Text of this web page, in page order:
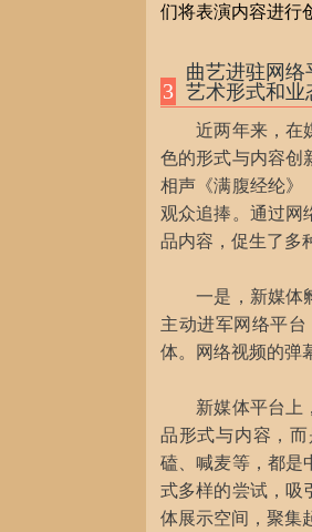
们将表演内容进行
3
曲艺进驻网络
艺术形式和业
近两年来，在媒
色的形式与内容创
相声《满腹经纶》
观众追捧。通过网
品内容，促生了多
一是，新媒体孵
主动进军网络平
体。网络视频的弹
新媒体平台上，
品形式与内容，
磕、喊麦等，都是
式多样的尝试，吸
体展示空间，聚集